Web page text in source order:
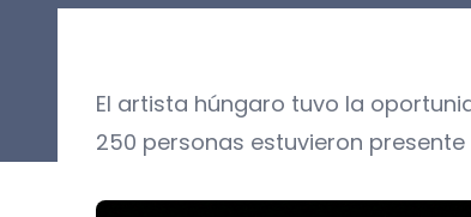
El artista húngaro tuvo la
250 personas estuvieron